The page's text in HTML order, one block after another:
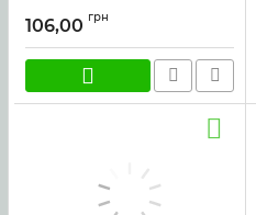
106,00 грн